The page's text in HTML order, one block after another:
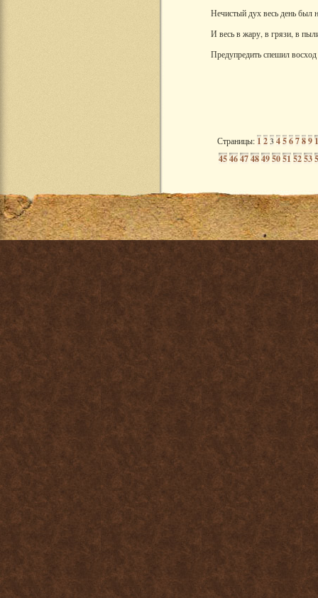
Нечистый дух весь день был
И весь в жару, в грязи, в
Предупредить спешил
Страницы:1 23 456789
454647484950515253